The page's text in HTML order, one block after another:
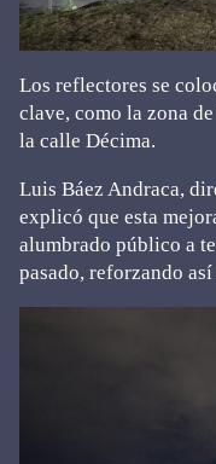
Los reflectores se
clave, como la zona
la calle Décima.
Luis Báez Andraca,
explicó que esta
alumbrado público a
pasado, reforzando